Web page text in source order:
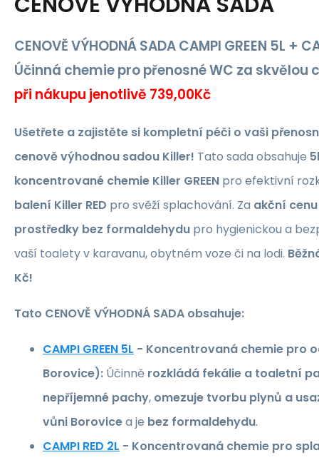
CENOVĚ VÝHODNÁ SADA CAMPI GREEN 5L +
Účinná chemie pro přenosné WC za skvělou
při nákupu jenotlivě 739,00Kč
Ušetřete a zajistěte si kompletní péči o vaši
cenově výhodnou sadou Killer! Tato sada obsahuje
koncentrované chemie Killer GREEN pro efektivní
balení Killer RED pro svěží splachování. Za akční cenu
prostředky bez formaldehydu pro hygienickou a
vaší toalety v karavanu, obytném voze či na lodi.
Kč!
Tato CENOVĚ VÝHODNÁ SADA obsahuje:
CAMPI GREEN 5L - Koncentrovaná chemie pro
Borovice): Účinně rozkládá fekálie a toaletní
nepříjemné pachy, omezuje tvorbu plynů a
vůni Borovicea je bez formaldehydu.
CAMPI RED 2L - Koncentrovaná chemie pro